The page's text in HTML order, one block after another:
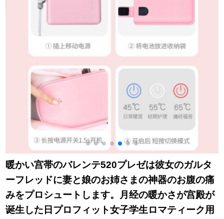
暖かい宫帯のバレンテ520プレゼは彼女のガルタ
ーフレッドに妻と娘のお姉さまの神器のお腹の痛
みをプロシュートします。月经の暖かさが宫殿が
诞生した日プロフィット女子学生ロマティーク用